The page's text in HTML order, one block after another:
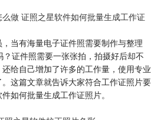
做 证照之星软件如何批量生成工作证
当有海量电子证件照需要制作与整理
？证件照需要一张张拍，拍摄好后却不
给自己增加了许多的工作量，使用专业
这篇文章就告诉大家符合工作证照片要
如何批量生成工作证照片。